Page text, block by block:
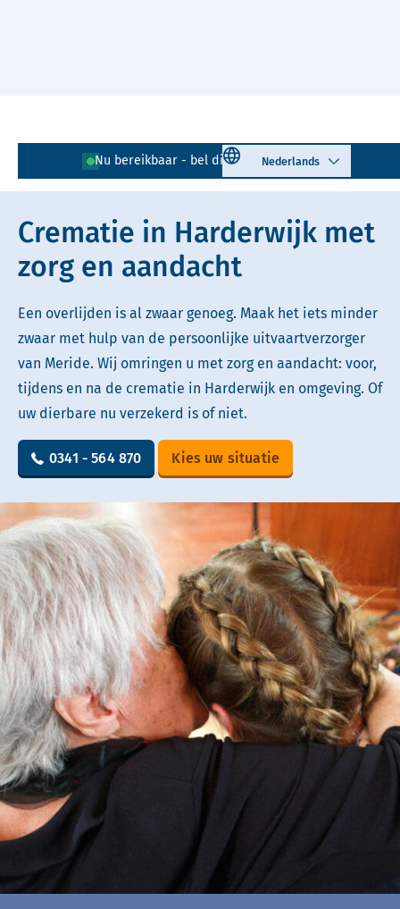
Nu bereikbaar - bel direct! 0341 - 564 870
Select language
Lees voor Uitleg woorden
Simpele tekst
Crematie in Harderwijk met
zorg en aandacht
Een overlijden is al zwaar genoeg. Maak het iets minder
zwaar met hulp van de persoonlijke uitvaartverzorger
van Meride. Wij omringen u met zorg en aandacht: voor,
tijdens en na de crematie in Harderwijk en omgeving. Of
uw dierbare nu verzekerd is of niet.
0341 - 564 870 Kies uw situatie